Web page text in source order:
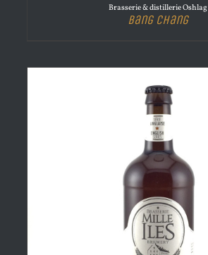
Brasserie & distillerie Oshlag
Bang Chang